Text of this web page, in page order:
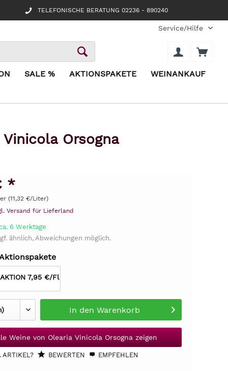
TELEFONISCHE BERATUNG 02236 - 890240
Service/Hilfe
SALE % AKTIONSPAKETE WEINANKAUF
Orsogna
*
(11,32 €/Liter)
Versand für Lieferland
6 Werktage
ähnlich, Abweichungen möglich.
7,95 €/Fl
In den Warenkorb
Weine von Olearia Vinicola Orsogna zeigen
ARTIKEL? BEWERTEN EMPFEHLEN